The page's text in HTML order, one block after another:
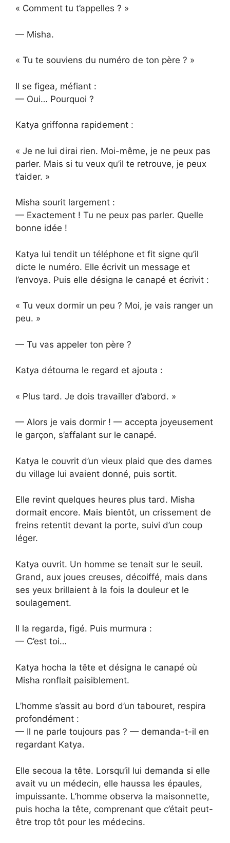
« Comment tu t’appelles ? »
— Misha.
« Tu te souviens du numéro de ton père ? »
Il se figea, méfiant :
— Oui… Pourquoi ?
Katya griffonna rapidement :
« Je ne lui dirai rien. Moi-même, je ne peux pas
parler. Mais si tu veux qu’il te retrouve, je peux
t’aider. »
Misha sourit largement :
— Exactement ! Tu ne peux pas parler. Quelle
bonne idée !
Katya lui tendit un téléphone et fit signe qu’il
dicte le numéro. Elle écrivit un message et
l’envoya. Puis elle désigna le canapé et écrivit :
« Tu veux dormir un peu ? Moi, je vais ranger un
peu. »
— Tu vas appeler ton père ?
Katya détourna le regard et ajouta :
« Plus tard. Je dois travailler d’abord. »
— Alors je vais dormir ! — accepta joyeusement
le garçon, s’affalant sur le canapé.
Katya le couvrit d’un vieux plaid que des dames
du village lui avaient donné, puis sortit.
Elle revint quelques heures plus tard. Misha
dormait encore. Mais bientôt, un crissement de
freins retentit devant la porte, suivi d’un coup
léger.
Katya ouvrit. Un homme se tenait sur le seuil.
Grand, aux joues creuses, décoiffé, mais dans
ses yeux brillaient à la fois la douleur et le
soulagement.
Il la regarda, figé. Puis murmura :
— C’est toi…
Katya hocha la tête et désigna le canapé où
Misha ronflait paisiblement.
L’homme s’assit au bord d’un tabouret, respira
profondément :
— Il ne parle toujours pas ? — demanda-t-il en
regardant Katya.
Elle secoua la tête. Lorsqu’il lui demanda si elle
avait vu un médecin, elle haussa les épaules,
impuissante. L’homme observa la maisonnette,
puis hocha la tête, comprenant que c’était peut-
être trop tôt pour les médecins.